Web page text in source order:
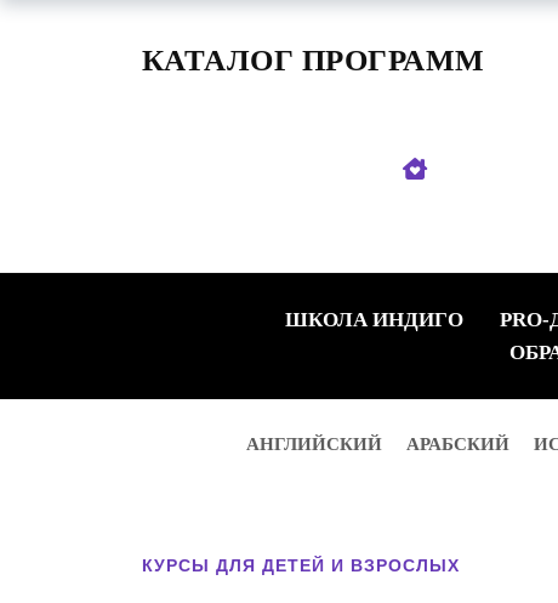
КАТАЛОГ ПРОГРАММ
ШКОЛА ИНДИГО
АНГЛИЙСКИЙ АРАБСКИЙ
КУРСЫ ДЛЯ ДЕТЕЙ И ВЗРОСЛЫХ